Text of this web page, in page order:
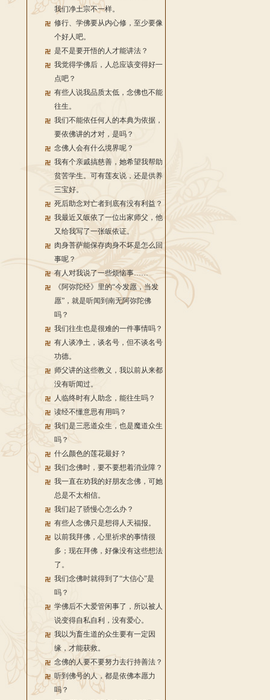
我们净土宗不一样。
修行、学佛要从内心修，至少要像
个好人吧。
是不是要开悟的人才能讲法？
我觉得学佛后，人总应该变得好一
点吧？
有些人说我品质太低，念佛也不能
往生。
我们不能依任何人的本典为依据，
要依佛讲的才对，是吗？
念佛人会有什么境界呢？
我有个亲戚搞慈善，她希望我帮助
贫苦学生。可有莲友说，还是供养
三宝好。
死后助念对亡者到底有没有利益？
我最近又皈依了一位出家师父，他
又给我写了一张皈依证。
肉身菩萨能保存肉身不坏是怎么回
事呢？
有人对我说了一些烦恼事……
《阿弥陀经》里的“今发愿，当发
愿”，就是听闻到南无阿弥陀佛
吗？
我们往生也是很难的一件事情吗？
有人谈净土，谈名号，但不谈名号
功德。
师父讲的这些教义，我以前从来都
没有听闻过。
人临终时有人助念，能往生吗？
读经不懂意思有用吗？
我们是三恶道众生，也是魔道众生
吗？
什么颜色的莲花最好？
我们念佛时，要不要想着消业障？
我一直在劝我的好朋友念佛，可她
总是不太相信。
我们起了骄慢心怎么办？
有些人念佛只是想得人天福报。
以前我拜佛，心里祈求的事情很
多；现在拜佛，好像没有这些想法
了。
我们念佛时就得到了“大信心”是
吗？
学佛后不大爱管闲事了，所以被人
说变得自私自利，没有爱心。
我以为畜生道的众生要有一定因
缘，才能获救。
念佛的人要不要努力去行持善法？
听到佛号的人，都是依佛本愿力
吗？